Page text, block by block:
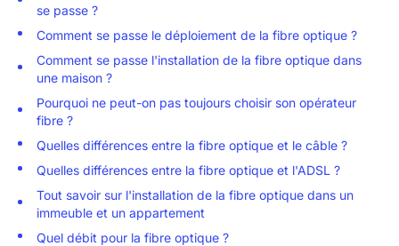
se passe ?
Comment se passe le déploiement de la fibre optique ?
Comment se passe l'installation de la fibre optique dans
une maison ?
Pourquoi ne peut-on pas toujours choisir son opérateur
fibre ?
Quelles différences entre la fibre optique et le câble ?
Quelles différences entre la fibre optique et l'ADSL ?
Tout savoir sur l'installation de la fibre optique dans un
immeuble et un appartement
Quel débit pour la fibre optique ?